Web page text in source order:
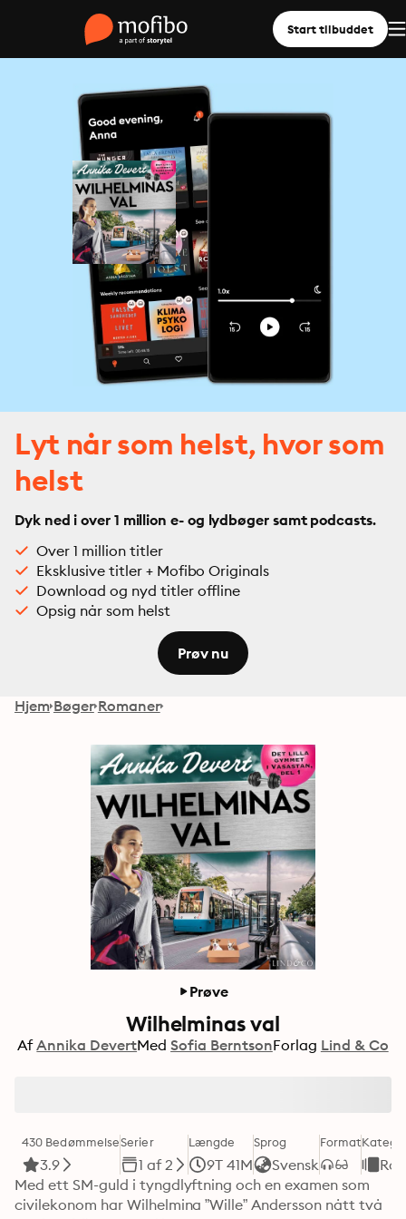
Start tilbuddet
Lyt når som helst, hvor som
helst
Dyk ned i over 1 million e- og lydbøger samt podcasts.
Over 1 million titler
Eksklusive titler + Mofibo Originals
Download og nyd titler offline
Opsig når som helst
Prøv nu
Hjem Bøger Romaner
Prøve
Wilhelminas val
Af Annika DevertMed Sofia BerntsonForlag Lind & Co
430 Bedømmelse
3.9
Serier
1 af 2
Længde
9T 41M
Sprog
Svensk
Format
Med ett SM-guld i tyngdlyftning och en examen som
civilekonom har Wilhelmina ”Wille” Andersson nått två